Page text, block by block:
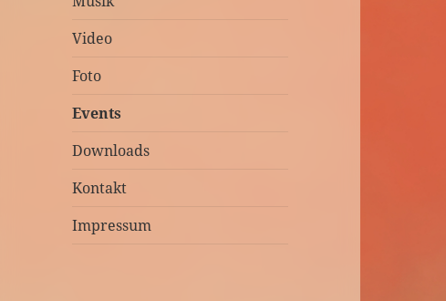
Video
Foto
Events
Downloads
Kontakt
Impressum